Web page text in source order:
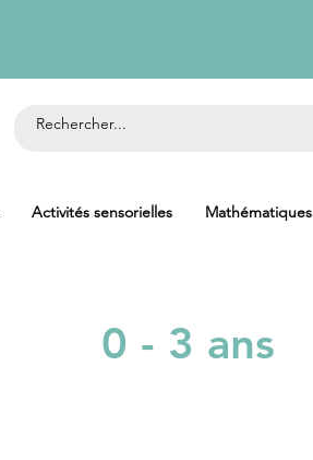
Activités sensorielles Mathématiques
0 - 3 ans